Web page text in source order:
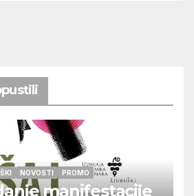
NOVOSTI PROMO
manifestacije